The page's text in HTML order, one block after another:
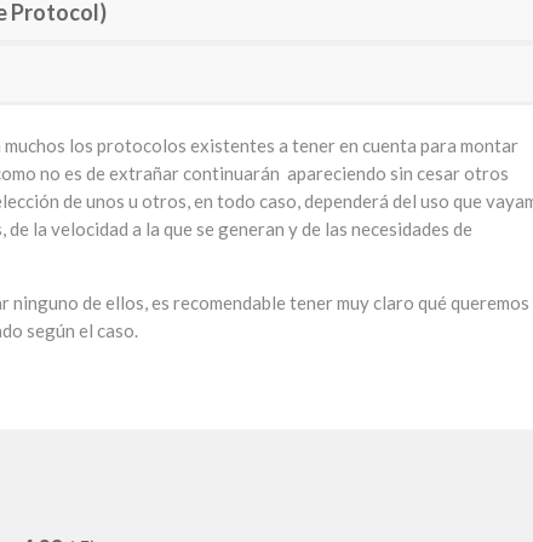
Protocol)
los protocolos existentes a tener en cuenta para montar
no es de extrañar continuarán apareciendo sin cesar otros
de unos u otros, en todo caso, dependerá del uso que
la velocidad a la que se generan y de las necesidades de
de ellos, es recomendable tener muy claro qué queremos
según el caso.